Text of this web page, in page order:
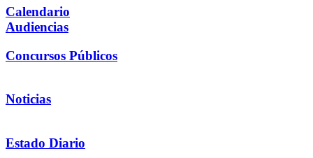
Calendario
Audiencias
Concursos Públicos
Noticias
Estado Diario